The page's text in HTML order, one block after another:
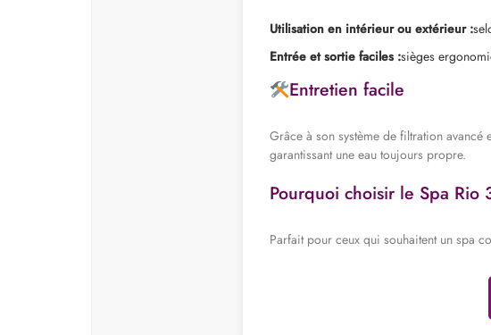
Utilisation en intérieur ou extérieur :
Entrée et sortie faciles :sièges
Entretien facile
Grâce à son système de filtration avancé
garantissant une eau toujours propre.
Pourquoi choisir le Spa Rio
Parfait pour ceux qui souhaitent un spa